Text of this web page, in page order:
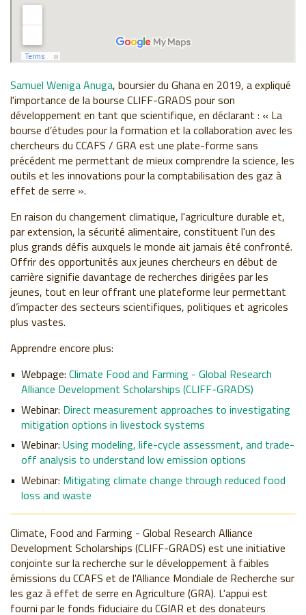
Samuel Weniga Anuga, boursier du Ghana en 2019, a expliqué
l'importance de la bourse CLIFF-GRADS pour son
développement en tant que scientifique, en déclarant : « La
bourse d’études pour la formation et la collaboration avec les
chercheurs du CCAFS / GRA est une plate-forme sans
précédent me permettant de mieux comprendre la science, les
outils et les innovations pour la comptabilisation des gaz à
effet de serre ».
En raison du changement climatique, l'agriculture durable et,
par extension, la sécurité alimentaire, constituent l'un des
plus grands défis auxquels le monde ait jamais été confronté.
Offrir des opportunités aux jeunes chercheurs en début de
carrière signifie davantage de recherches dirigées par les
jeunes, tout en leur offrant une plateforme leur permettant
d’impacter des secteurs scientifiques, politiques et agricoles
plus vastes.
Apprendre encore plus:
Webpage: Climate Food and Farming - Global Research
Alliance Development Scholarships (CLIFF-GRADS)
Webinar: Direct measurement approaches to investigating
mitigation options in livestock systems
Webinar: Using modeling, life-cycle assessment, and trade-
off analysis to understand low emission options
Webinar: Mitigating climate change through reduced food
loss and waste
Climate, Food and Farming - Global Research Alliance
Development Scholarships (CLIFF-GRADS) est une initiative
conjointe sur la recherche sur le développement à faibles
émissions du CCAFS et de l'Alliance Mondiale de Recherche sur
les gaz à effet de serre en Agriculture (GRA). L'appui est
fourni par le fonds fiduciaire du CGIAR et des donateurs